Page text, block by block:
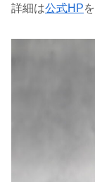
詳細は公式HP